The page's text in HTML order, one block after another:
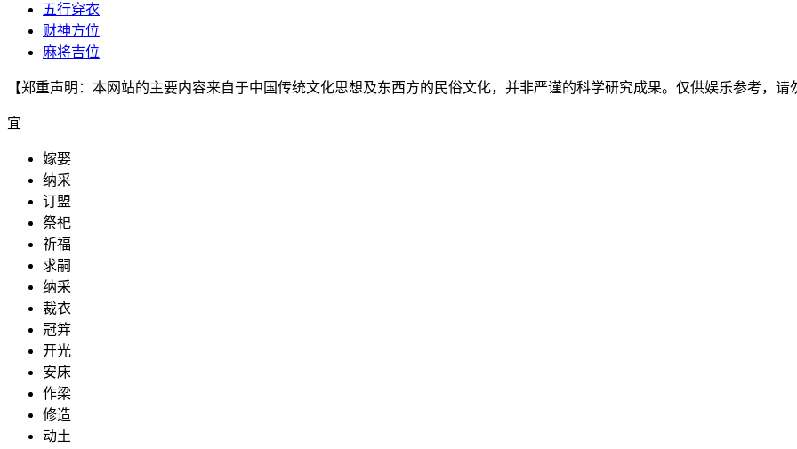
五行穿衣
财神方位
麻将吉位
【郑重声明：本网站的主要内容来自于中国传统文化思想及东西方的民俗文化，并非严谨的科学研究成果。仅供娱乐参考，请
宜
嫁娶
纳采
订盟
祭祀
祈福
求嗣
纳采
裁衣
冠笄
开光
安床
作梁
修造
动土